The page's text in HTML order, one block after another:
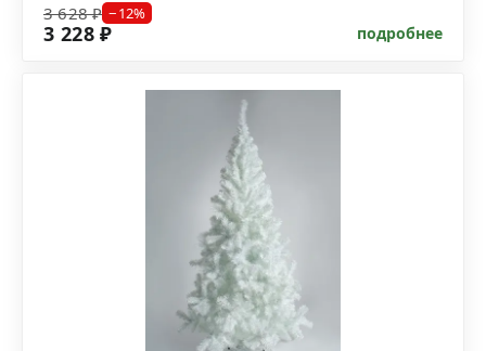
3 628 ₽ −12%
3 228 ₽ подробнее